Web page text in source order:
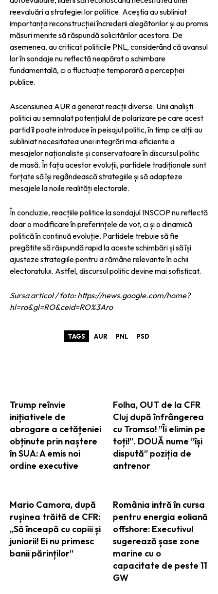
Trump reînvie
inițiativele de
abrogare a cetățeniei
obținute prin naștere
în SUA: A emis noi
ordine executive
Folha, OUT de la CFR
Cluj după înfrângerea
cu Tromso! ”Îi elimin pe
toți!”. DOUĂ nume ”își
dispută” poziția de
antrenor
Mario Camora, după
rușinea trăită de CFR:
„Să înceapă cu copiii și
juniorii! Ei nu primesc
banii părinților”
România intră în cursa
pentru energia eoliană
offshore: Executivul
sugerează șase zone
marine cu o
capacitate de peste 11
GW
reevaluări a strategiei lor politice. Aceștia au subliniat
importanța reconstrucției încrederii alegătorilor și au promis
măsuri menite să răspundă solicitărilor acestora. De
asemenea, au criticat politicile PNL, considerând că avansul
lor în sondaje nu reflectă neapărat o schimbare
fundamentală, ci o fluctuație temporară a percepției
publice.
Ascensiunea AUR a generat reacții diverse. Unii analiști
politici au semnalat potențialul de polarizare pe care acest
partid îl poate introduce în peisajul politic, în timp ce alții au
subliniat necesitatea unei integrări mai eficiente a
mesajelor naționaliste și conservatoare în discursul politic
de masă. În fața acestor evoluții, partidele tradiționale sunt
forțate să își regândească strategiile și să adapteze
mesajele la noile realități electorale.
În concluzie, reacțiile politice la sondajul INSCOP nu reflectă
doar o modificare în preferințele de vot, ci și o dinamică
politică în continuă evoluție. Partidele trebuie să fie
pregătite să răspundă rapid la aceste schimbări și să își
ajusteze strategiile pentru a rămâne relevante în ochii
electoratului. Astfel, discursul politic devine mai sofisticat.
Sursa articol / foto: https://news.google.com/home?
hl=ro&gl=RO&ceid=RO%3Aro
TAGS AUR PNL PSD